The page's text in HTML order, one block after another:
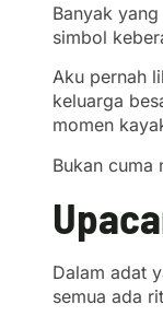
Banyak
simbol
Aku pernah
keluarga
momen
Bukan cuma
Dalam adat
semua ada